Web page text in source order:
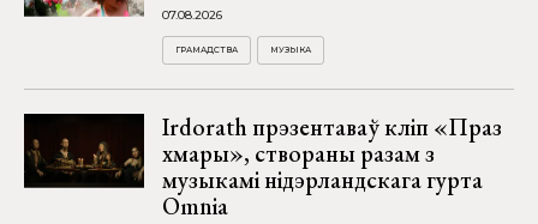
07.08.2026
ГРАМАДСТВА МУЗЫКА
Irdorath прэзентаваў кліп «Праз
хмары», створаны разам з
музыкамі нідэрландскага гурта
Omnia